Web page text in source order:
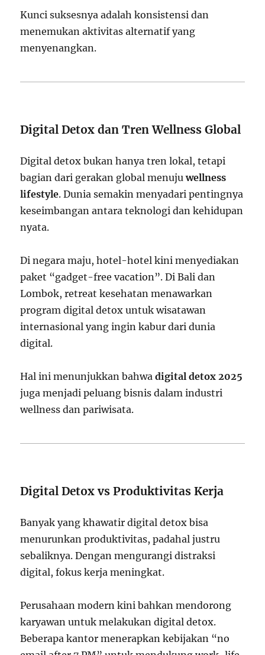
Kunci suksesnya adalah konsistensi dan
menemukan aktivitas alternatif yang
menyenangkan.
Digital Detox dan Tren Wellness Global
Digital detox bukan hanya tren lokal, tetapi
bagian dari gerakan global menujuwellness
lifestyle. Dunia semakin menyadari pentingnya
keseimbangan antara teknologi dan kehidupan
nyata.
Di negara maju, hotel-hotel kini menyediakan
paket “gadget-free vacation”. Di Bali dan
Lombok, retreat kesehatan menawarkan
program digital detox untuk wisatawan
internasional yang ingin kabur dari dunia
digital.
Hal ini menunjukkan bahwadigital detox 2025
juga menjadi peluang bisnis dalam industri
wellness dan pariwisata.
Digital Detox vs Produktivitas Kerja
Banyak yang khawatir digital detox bisa
menurunkan produktivitas, padahal justru
sebaliknya. Dengan mengurangi distraksi
digital, fokus kerja meningkat.
Perusahaan modern kini bahkan mendorong
karyawan untuk melakukan digital detox.
Beberapa kantor menerapkan kebijakan “no